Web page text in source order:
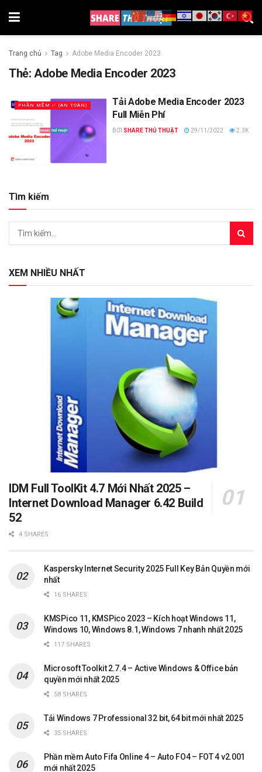
Trang chủ Tag Adobe Media Encoder 2023
Thẻ:Adobe Media Encoder 2023
PHẦN MỀM ✅ (AN TOÀN)
Tải Adobe Media Encoder 2023
Full Miễn Phí
BỞI SHARE THỦ THUẬT 29/11/2022 2.3K
Tìm kiếm
XEM NHIỀU NHẤT
IDM Full ToolKit 4.7 Mới Nhất 2025 –
Internet Download Manager 6.42 Build
52
4 SHARES
Kaspersky Internet Security 2025 Full Key Bản Quyền mới
nhất
16 SHARES
KMSPico 11, KMSPico 2023 – Kích hoạt Windows 11,
Windows 10, Windows 8.1, Windows 7 nhanh nhất 2025
117 SHARES
Microsoft Toolkit 2.7.4 – Active Windows & Office bản
quyền mới nhất 2025
58 SHARES
Tải Windows 7 Professional 32 bit, 64 bit mới nhất 2025
35 SHARES
Phần mềm Auto Fifa Online 4 – Auto FO4 – FOT 4 v2.001
mới nhất 2025